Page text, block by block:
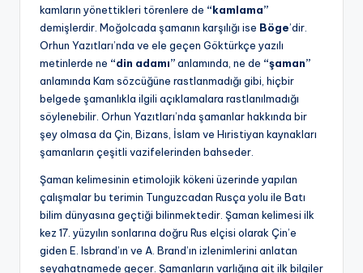
kamların yönettikleri törenlere de “kamlama”
demişlerdir. Moğolcada şamanın karşılığı ise Böge’dir.
Orhun Yazıtları’nda ve ele geçen Göktürkçe yazılı
metinlerde ne “din adamı”anlamında, ne de “şaman”
anlamında Kam sözcüğüne rastlanmadığı gibi, hiçbir
belgede şamanlıkla ilgili açıklamalara rastlanılmadığı
söylenebilir. Orhun Yazıtları’nda şamanlar hakkında bir
şey olmasa da Çin, Bizans, İslam ve Hıristiyan kaynakları
şamanların çeşitli vazifelerinden bahseder.
Şaman kelimesinin etimolojik kökeni üzerinde yapılan
çalışmalar bu terimin Tunguzcadan Rusça yolu ile Batı
bilim dünyasına geçtiği bilinmektedir. Şaman kelimesi ilk
kez 17. yüzyılın sonlarına doğru Rus elçisi olarak Çin’e
giden E. Isbrand’ın ve A. Brand’ın izlenimlerini anlatan
seyahatnamede geçer. Şamanların varlığına ait ilk bilgiler